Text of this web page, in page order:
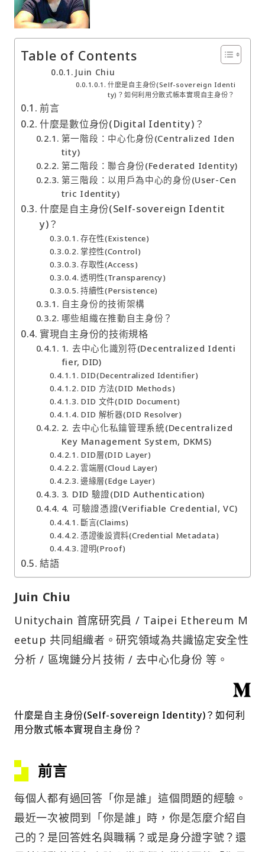
Table of Contents
Juin Chiu
什麼是自主身份(Self-sovereign Identi
ty)？如何利用分散式帳本實現自主身份？
前言
什麼是數位身份(Digital Identity)？
第一階段：中心化身份(Centralized Iden
tity)
第二階段：聯合身份(Federated Identity)
第三階段：以用戶為中心的身份(User-Cen
tric Identity)
什麼是自主身份(Self-sovereign Identit
y)？
存在性(Existence)
掌控性(Control)
存取性(Access)
透明性(Transparency)
持續性(Persistence)
自主身份的技術架構
哪些組織在推動自主身份？
實現自主身份的技術規格
1. 去中心化識別符(Decentralized Identi
fier, DID)
DID(Decentralized Identifier)
DID 方法(DID Methods)
DID 文件(DID Document)
DID 解析器(DID Resolver)
2. 去中心化私鑰管理系統(Decentralized
Key Management System, DKMS)
DID層(DID Layer)
雲端層(Cloud Layer)
邊緣層(Edge Layer)
3. DID 驗證(DID Authentication)
4. 可驗證憑證(Verifiable Credential, VC)
斷言(Claims)
憑證後設資料(Credential Metadata)
證明(Proof)
結語
Juin Chiu
Unitychain 首席研究員 / Taipei Ethereum M
eetup 共同組織者。研究領域為共識協定安全性
分析 / 區塊鏈分片技術 / 去中心化身份 等。
什麼是自主身份(Self-sovereign Identity)？如何利
用分散式帳本實現自主身份？
前言
每個人都有過回答「你是誰」這個問題的經驗。
最近一次被問到「你是誰」時，你是怎麼介紹自
己的？是回答姓名與職稱？或是身分證字號？還